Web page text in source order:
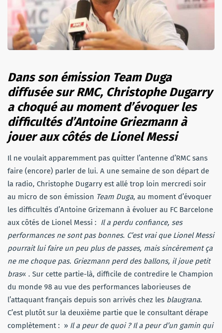
Dans son émission Team Duga
diffusée sur RMC, Christophe Dugarry
a choqué au moment d’évoquer les
difficultés d’Antoine Griezmann à
jouer aux côtés de Lionel Messi
Il ne voulait apparemment pas quitter l’antenne d’RMC sans
faire (encore) parler de lui. A une semaine de son départ de
la radio, Christophe Dugarry est allé trop loin mercredi soir
au micro de son émission Team Duga, au moment d’évoquer
les difficultés d’Antoine Grizemann à évoluer au FC Barcelone
aux côtés de Lionel Messi : Il a perdu confiance, ses
performances ne sont pas bonnes. C’est vrai que Lionel Messi
pourrait lui faire un peu plus de passes, mais sincèrement ça
ne me choque pas. Griezmann perd des ballons, il joue petit
bras« . Sur cette partie-là, difficile de contredire le Champion
du monde 98 au vue des performances laborieuses de
l’attaquant français depuis son arrivés chez les blaugrana.
C’est plutôt sur la deuxième partie que le consultant dérape
complètement : » Il a peur de quoi ? Il a peur d’un gamin qui